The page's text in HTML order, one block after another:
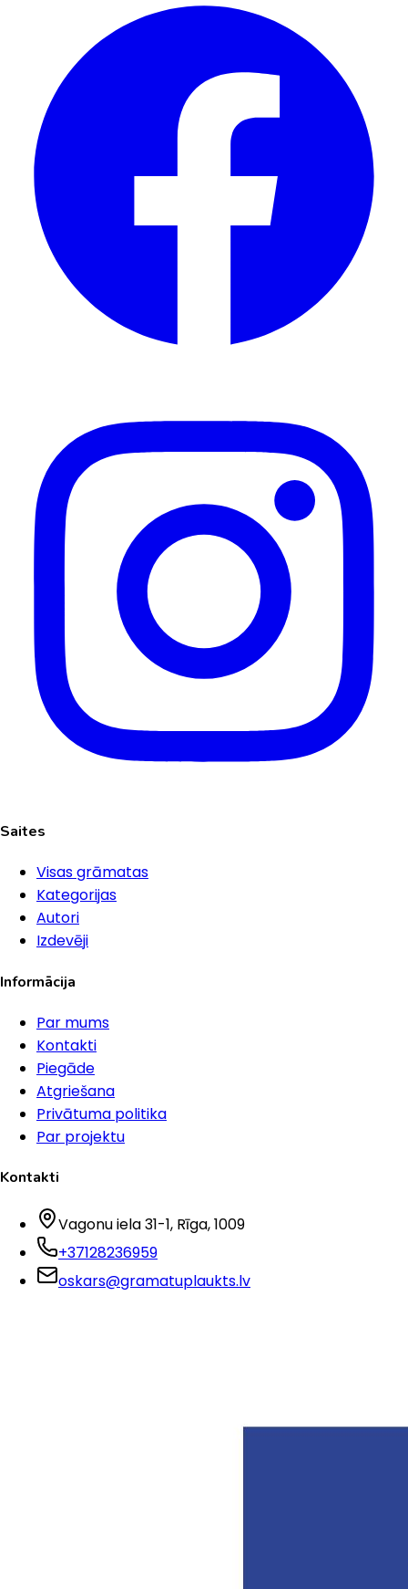
Saites
Visas grāmatas
Kategorijas
Autori
Izdevēji
Informācija
Par mums
Kontakti
Piegāde
Atgriešana
Privātuma politika
Par projektu
Kontakti
Vagonu iela 31-1, Rīga, 1009
+37128236959
oskars@gramatuplaukts.lv